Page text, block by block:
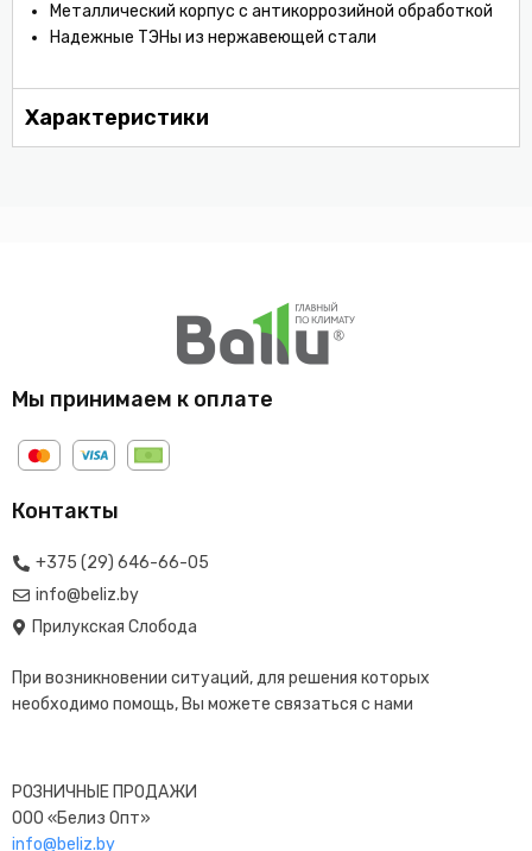
Металлический корпус с антикоррозийной обработкой
Надежные ТЭНы из нержавеющей стали
Характеристики
Мы принимаем к оплате
Контакты
+375 (29) 646-66-05
info@beliz.by
Прилукская Слобода
При возникновении ситуаций, для решения которых
необходимо помощь, Вы можете связаться с нами
РОЗНИЧНЫЕ ПРОДАЖИ
ООО «Белиз Опт»
info@beliz.by